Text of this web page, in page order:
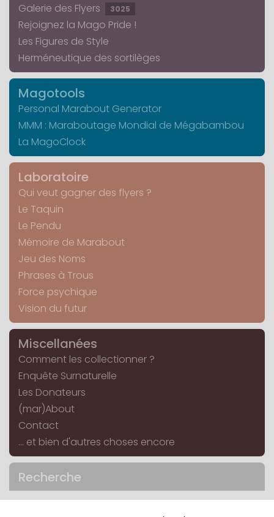
Galerie des Flyers
3025
Rejoignez la Mago Pride !
Les Figures de Style
Herméneutique des sortilèges
Magotools
Personal Marabout Generator
MMM : Maraboutage Mondial de Mégabambou
La MagoClock
Laboratoire
Qui veut gagner des flyers ?
Le Taquin
Le Pendu
Mémoire de Marabout
Jeu des Noms
Phrases à Trous
Force psychique
Vision du futur
Miscellanées
Comment les collectionner ?
Enquête Surnaturelle
Les Donateurs
(mar)About
Contact
... et bien d'autres choses encore
Recherche